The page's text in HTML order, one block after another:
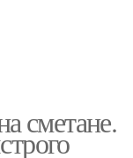
сметане.